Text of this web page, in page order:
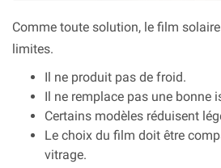
Comme toute solution, le film
limites.
Il ne produit pas de froid.
Il ne remplace pas une bonne
Certains modèles réduisent
Le choix du film doit être
vitrage.